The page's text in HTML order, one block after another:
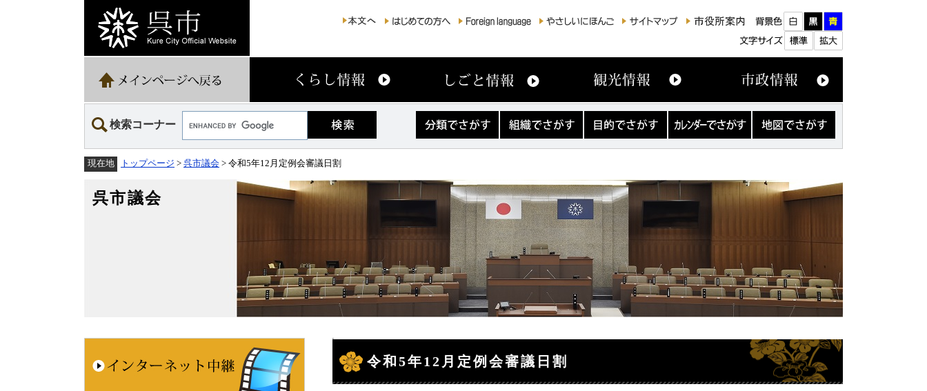
検索コーナー
カ
ス
ム
す
織
す
す
レ
で
図
す
現在地 トップページ > 呉市議会 > 令和5年12月定例会審議日割
呉市議会
文
令和5年12月定例会審議日割